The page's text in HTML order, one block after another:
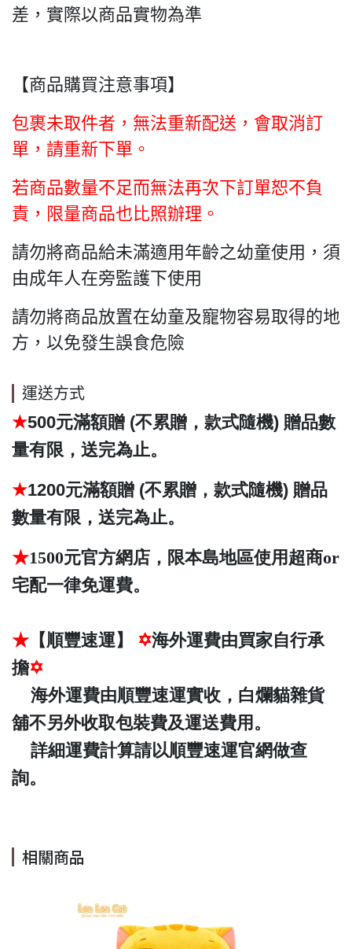
差，實際以商品實物為準
【商品購買注意事項】
包裹未取件者，無法重新配送，會取消訂
單，請重新下單。
若商品數量不足而無法再次下訂單恕不負
責，限量商品也比照辦理。
請勿將商品給未滿適用年齡之幼童使用，須
由成年人在旁監護下使用
請勿將商品放置在幼童及寵物容易取得的地
方，以免發生誤食危險
運送方式
★500元滿額贈 (不累贈，款式隨機) 贈品數
量有限，送完為止。
★1200元滿額贈 (不累贈，款式隨機) 贈品
數量有限，送完為止。
★1500元官方網店，限本島地區使用超商or
宅配一律免運費。
★ 【順豐速運】 ✡海外運費由買家自行承
擔✡
海外運費由順豐速運實收，白爛貓雜貨
舖不另外收取包裝費及運送費用。
詳細運費計算請以順豐速運官網做查
詢。
相關商品